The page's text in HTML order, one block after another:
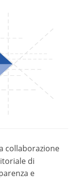
collaborazione
di
e